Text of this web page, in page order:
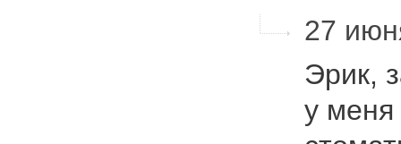
27
Эрик,
у меня